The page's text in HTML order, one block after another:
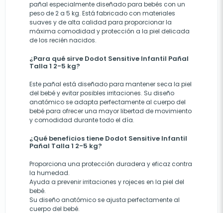
pañal especialmente diseñado para bebés con un
peso de 2 a 5 kg. Está fabricado con materiales
suaves y de alta calidad para proporcionar la
máxima comodidad y protección a la piel delicada
de los recién nacidos.
¿Para qué sirve Dodot Sensitive Infantil Pañal
Talla 1 2-5 kg?
Este pañal está diseñado para mantener seca la piel
del bebé y evitar posibles irritaciones. Su diseño
anatómico se adapta perfectamente al cuerpo del
bebé para ofrecer una mayor libertad de movimiento
y comodidad durante todo el día.
¿Qué beneficios tiene Dodot Sensitive Infantil
Pañal Talla 1 2-5 kg?
Proporciona una protección duradera y eficaz contra
la humedad.
Ayuda a prevenir irritaciones y rojeces en la piel del
bebé.
Su diseño anatómico se ajusta perfectamente al
cuerpo del bebé.